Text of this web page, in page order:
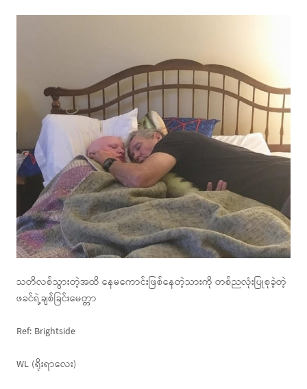
သတိလစ်သွားတဲ့အထိ နေမကောင်းဖြစ်နေတဲ့သားကို တစ်ညလုံးပြုစုခဲ့တဲ့
ဖခင်ရဲ့ချစ်ခြင်းမေတ္တာ
Ref: Brightside
WL (ရိုးရာလေး)